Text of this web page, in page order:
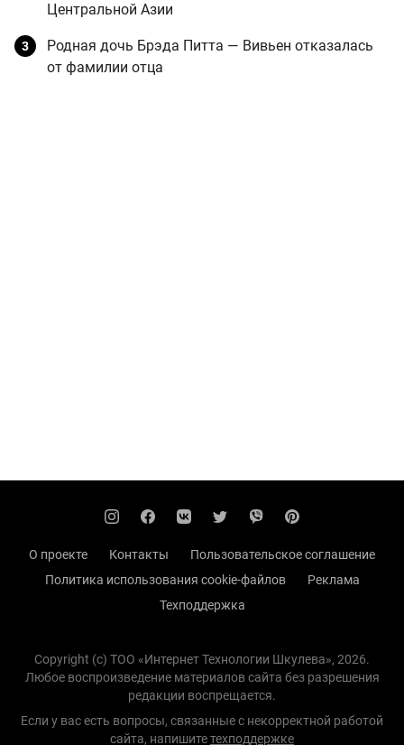
Центральной Азии
Родная дочь Брэда Питта — Вивьен отказалась
от фамилии отца
О проекте Контакты
Пользовательское соглашение
Политика использования cookie-файлов
Реклама
Техподдержка
Copyright (с) TOO «Интернет Технологии Шкулева», 2026.
Любое воспроизведение материалов сайта без разрешения
редакции воспрещается.
Если у вас есть вопросы, связанные с некорректной работой
сайта, напишитетехподдержке